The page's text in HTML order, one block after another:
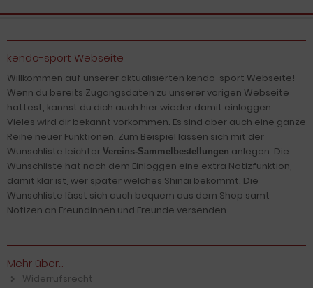
kendo-sport Webseite
Willkommen auf unserer aktualisierten kendo-sport Webseite!
Wenn du bereits Zugangsdaten zu unserer vorigen Webseite
hattest, kannst du dich auch hier wieder damit einloggen.
Vieles wird dir bekannt vorkommen. Es sind aber auch eine ganze
Reihe neuer Funktionen. Zum Beispiel lassen sich mit der
Wunschliste leichter Vereins-Sammelbestellungen anlegen. Die
Wunschliste hat nach dem Einloggen eine extra Notizfunktion,
damit klar ist, wer später welches Shinai bekommt. Die
Wunschliste lässt sich auch bequem aus dem Shop samt
Notizen an Freundinnen und Freunde versenden.
Mehr über...
Widerrufsrecht